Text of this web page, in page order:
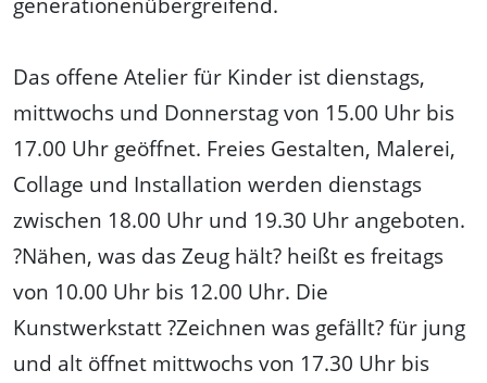
Das offene Atelier für Kinder ist dienstags,
mittwochs und Donnerstag von 15.00 Uhr bis
17.00 Uhr geöffnet. Freies Gestalten, Malerei,
Collage und Installation werden dienstags
zwischen 18.00 Uhr und 19.30 Uhr angeboten.
?Nähen, was das Zeug hält? heißt es freitags
von 10.00 Uhr bis 12.00 Uhr. Die
Kunstwerkstatt ?Zeichnen was gefällt? für jung
und alt öffnet mittwochs von 17.30 Uhr bis